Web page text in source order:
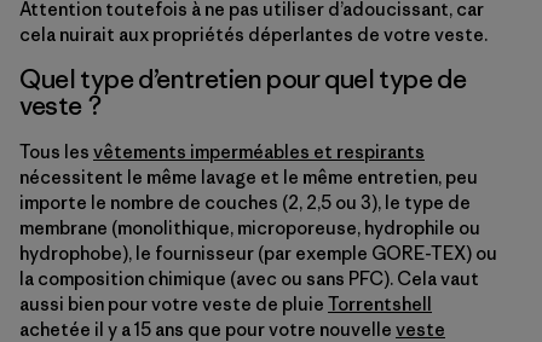
Attention toutefois à ne pas utiliser d’adoucissant, car
cela nuirait aux propriétés déperlantes de votre veste.
Quel type d’entretien pour quel type de
veste ?
Tous les vêtements imperméables et respirants
nécessitent le même lavage et le même entretien, peu
importe le nombre de couches (2, 2,5 ou 3), le type de
membrane (monolithique, microporeuse, hydrophile ou
hydrophobe), le fournisseur (par exemple GORE-TEX) ou
la composition chimique (avec ou sans PFC). Cela vaut
aussi bien pour votre veste de pluie Torrentshell
achetée il y a 15 ans que pour votre nouvelle veste